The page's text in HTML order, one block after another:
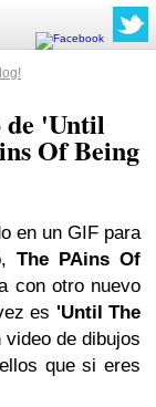
de 'Until
Of Being
en un GIF para
The PAins Of
con otro nuevo
es 'UntilThe
de dibujos
que si eres